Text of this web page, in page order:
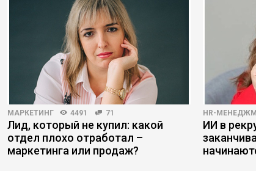
МАРКЕТИНГ 4491 71
Лид, который не купил: какой
отдел плохо отработал –
маркетинга или продаж?
HR-
ИИ в